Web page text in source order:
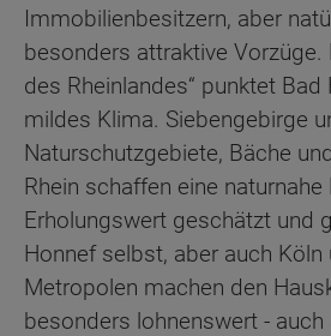
Immobilienbesitzern, aber
besonders attraktive Vorzüge.
des Rheinlandes“ punktet
mildes Klima. Siebengebirge
Naturschutzgebiete, Bäche
Rhein schaffen eine naturnahe
Erholungswert geschätzt und
Honnef selbst, aber auch Köln
Metropolen machen den
besonders lohnenswert - auch